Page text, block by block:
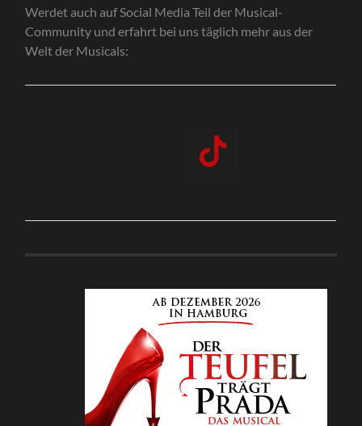
Werdet auch auf Social Media Teil der Musical-
Community und erfahrt bei uns täglich mehr aus der
Welt der Musicals: